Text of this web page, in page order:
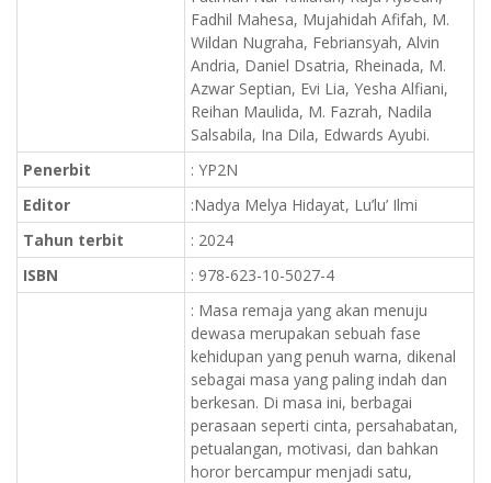
Fadhil Mahesa, Mujahidah Afifah, M.
Wildan Nugraha, Febriansyah, Alvin
Andria, Daniel Dsatria, Rheinada, M.
Azwar Septian, Evi Lia, Yesha Alfiani,
Reihan Maulida, M. Fazrah, Nadila
Salsabila, Ina Dila, Edwards Ayubi.
Penerbit
: YP2N
Editor
:Nadya Melya Hidayat, Lu’lu’ Ilmi
Tahun terbit
: 2024
ISBN
: 978-623-10-5027-4
: Masa remaja yang akan menuju
dewasa merupakan sebuah fase
kehidupan yang penuh warna, dikenal
sebagai masa yang paling indah dan
berkesan. Di masa ini, berbagai
perasaan seperti cinta, persahabatan,
petualangan, motivasi, dan bahkan
horor bercampur menjadi satu,